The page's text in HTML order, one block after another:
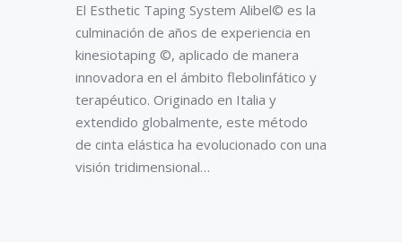
El Esthetic Taping System Alibel© es la
culminación de años de experiencia en
kinesiotaping ©, aplicado de manera
innovadora en el ámbito flebolinfático y
terapéutico. Originado en Italia y
extendido globalmente, este método
de cinta elástica ha evolucionado con una
visión tridimensional…